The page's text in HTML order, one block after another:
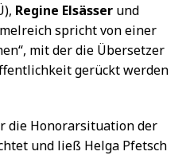
Regine Elsässer und
spricht von einer
mit der die Übersetzer
gerückt werden
die Honorarsituation der
und ließ Helga Pfetsch